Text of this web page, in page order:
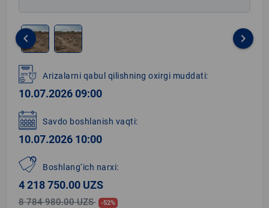
1
of
2
keyboard_arrow_left keyboard_arrow_right
Arizalarni qabul qilishning oxirgi muddati:
10.07.2026 09:00
Savdo boshlanish vaqti:
10.07.2026 10:00
Boshlang‘ich narxi:
4 218 750.00 UZS
8 784 980.00 UZS -52%